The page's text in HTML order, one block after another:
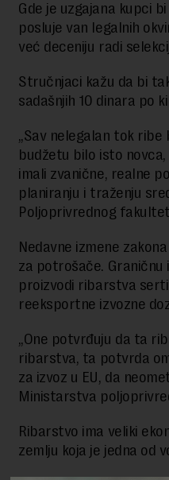
Gde je uzgajana kupci
posluje van legalnih
već deceniju radi
Stručnjaci kažu da bi
sadašnjih 10 dinara po
„Sav nelegalan tok ribe
budžetu bilo isto
imali zvanične, realne
planiranju i traženju
Poljoprivrednog
Nedavne izmene
za potrošače. Graničnu
proizvodi ribarstva
reeksportne izvozne
„One potvrđuju da ta
ribarstva, ta potvrda
za izvoz u EU, da
Ministarstva
Ribarstvo ima veliki
zemlju koja je jedna od